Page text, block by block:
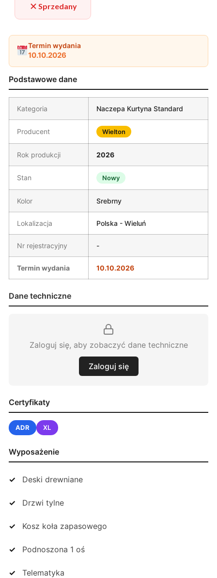
Sprzedany
Termin wydania
10.10.2026
Podstawowe dane
Kategoria Naczepa Kurtyna Standard
Producent Wielton
Rok produkcji 2026
Stan Nowy
Kolor Srebrny
Lokalizacja Polska - Wieluń
Nr rejestracyjny -
Termin wydania 10.10.2026
Dane techniczne
Zaloguj się, aby zobaczyć dane techniczne
Zaloguj się
Certyfikaty
ADR XL
Wyposażenie
Deski drewniane
Drzwi tylne
Kosz koła zapasowego
Podnoszona 1 oś
Telematyka